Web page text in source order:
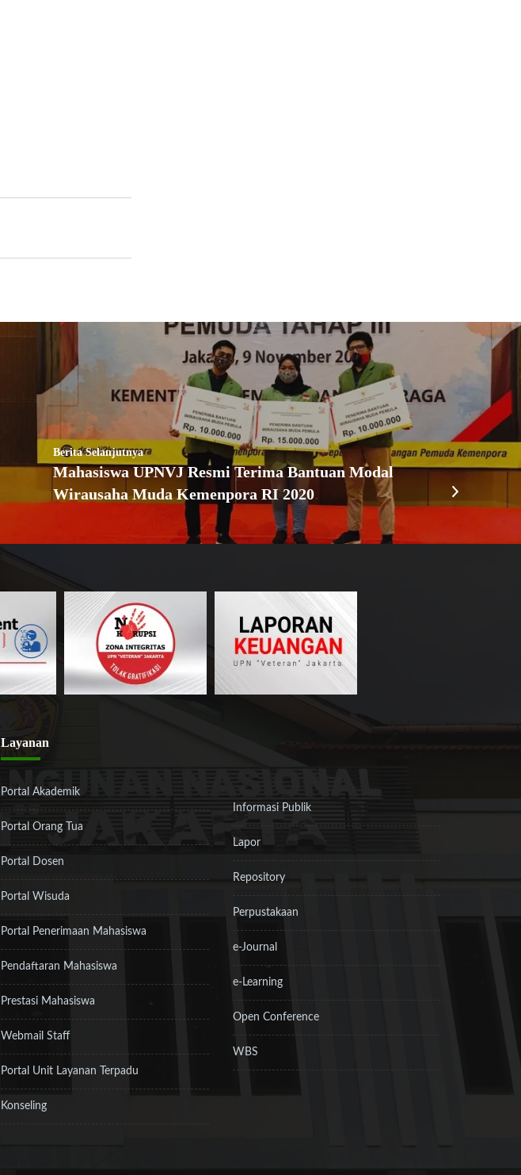
Berita Selanjutnya
Mahasiswa UPNVJ Resmi Terima Bantuan Modal
Wirausaha Muda Kemenpora RI 2020
Layanan
Portal Akademik
Portal Orang Tua
Portal Dosen
Portal Wisuda
Portal Penerimaan Mahasiswa
Pendaftaran Mahasiswa
Prestasi Mahasiswa
Webmail Staff
Portal Unit Layanan Terpadu
Konseling
Informasi Publik
Lapor
Repository
Perpustakaan
e-Journal
e-Learning
Open Conference
WBS